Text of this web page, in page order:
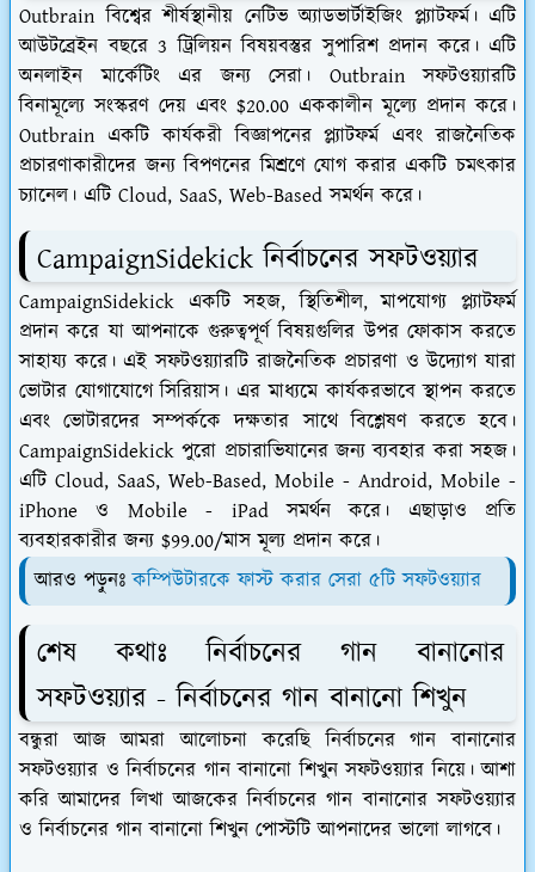
Outbrain বিশ্বের শীর্ষস্থানীয় নেটিভ অ্যাডভার্টাইজিং প্ল্যাটফর্ম। এটি
আউটব্রেইন বছরে 3 ট্রিলিয়ন বিষয়বস্তুর সুপারিশ প্রদান করে। এটি
অনলাইন মার্কেটিং এর জন্য সেরা। Outbrain সফটওয়্যারটি
বিনামূল্যে সংস্করণ দেয় এবং $20.00 এককালীন মূল্যে প্রদান করে।
Outbrain একটি কার্যকরী বিজ্ঞাপনের প্ল্যাটফর্ম এবং রাজনৈতিক
প্রচারণাকারীদের জন্য বিপণনের মিশ্রণে যোগ করার একটি চমৎকার
চ্যানেল। এটি Cloud, SaaS, Web-Based সমর্থন করে।
CampaignSidekick নির্বাচনের সফটওয়্যার
CampaignSidekick একটি সহজ, স্থিতিশীল, মাপযোগ্য প্ল্যাটফর্ম
প্রদান করে যা আপনাকে গুরুত্বপূর্ণ বিষয়গুলির উপর ফোকাস করতে
সাহায্য করে। এই সফটওয়্যারটি রাজনৈতিক প্রচারণা ও উদ্যোগ যারা
ভোটার যোগাযোগে সিরিয়াস। এর মাধ্যমে কার্যকরভাবে স্থাপন করতে
এবং ভোটারদের সম্পর্ককে দক্ষতার সাথে বিশ্লেষণ করতে হবে।
CampaignSidekick পুরো প্রচারাভিযানের জন্য ব্যবহার করা সহজ।
এটি Cloud, SaaS, Web-Based, Mobile - Android, Mobile -
iPhone ও Mobile - iPad সমর্থন করে। এছাড়াও প্রতি
ব্যবহারকারীর জন্য $99.00/মাস মূল্য প্রদান করে।
আরও পড়ুনঃকম্পিউটারকে ফাস্ট করার সেরা ৫টি সফটওয়্যার
শেষ কথাঃ নির্বাচনের গান বানানোর
সফটওয়্যার - নির্বাচনের গান বানানো শিখুন
বন্ধুরা আজ আমরা আলোচনা করেছি নির্বাচনের গান বানানোর
সফটওয়্যার ও নির্বাচনের গান বানানো শিখুন সফটওয়্যার নিয়ে। আশা
করি আমাদের লিখা আজকের নির্বাচনের গান বানানোর সফটওয়্যার
ও নির্বাচনের গান বানানো শিখুন পোস্টটি আপনাদের ভালো লাগবে।